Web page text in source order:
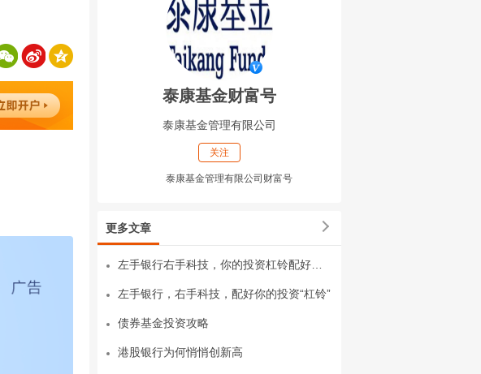
泰康基金财富号
泰康基金管理有限公司
关注
泰康基金管理有限公司财富号
更多文章
左手银行，右手科技，配好你的投资“杠铃”
债券基金投资攻略
港股银行为何悄悄创新高